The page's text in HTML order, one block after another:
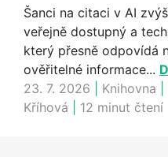
Šanci na citaci v AI
veřejně dostupný a
který přesně odpovídá
ověřitelné informace...
23. 7. 2026
Knihovna
Kříhová
12 minut čtení